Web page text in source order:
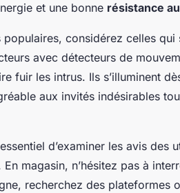
et une bonne résistance
populaires, considérez celles
avec détecteurs de
fuir les intrus. Ils s’illuminent
aux invités indésirables
d’examiner les avis
En magasin, n’hésitez pas à
recherchez des plateformes